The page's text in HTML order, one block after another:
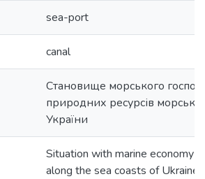
sea-port
canal
Становище морського
природних ресурсів
України
Situation with marine economy
along the sea coasts of Ukraine